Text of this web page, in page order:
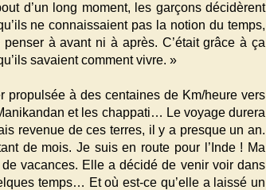
d’un long moment, les garçons décidèrent
ne connaissaient pas la notion du temps,
à avant ni à après. C’était grâce à ça
savaient comment vivre. »
propulsée à des centaines de Km/heure vers
et les chappati… Le voyage durera
revenue de ces terres, il y a presque un an.
de mois. Je suis en route pour l’Inde ! Ma
vacances. Elle a décidé de venir voir dans
temps… Et où est-ce qu’elle a laissé un